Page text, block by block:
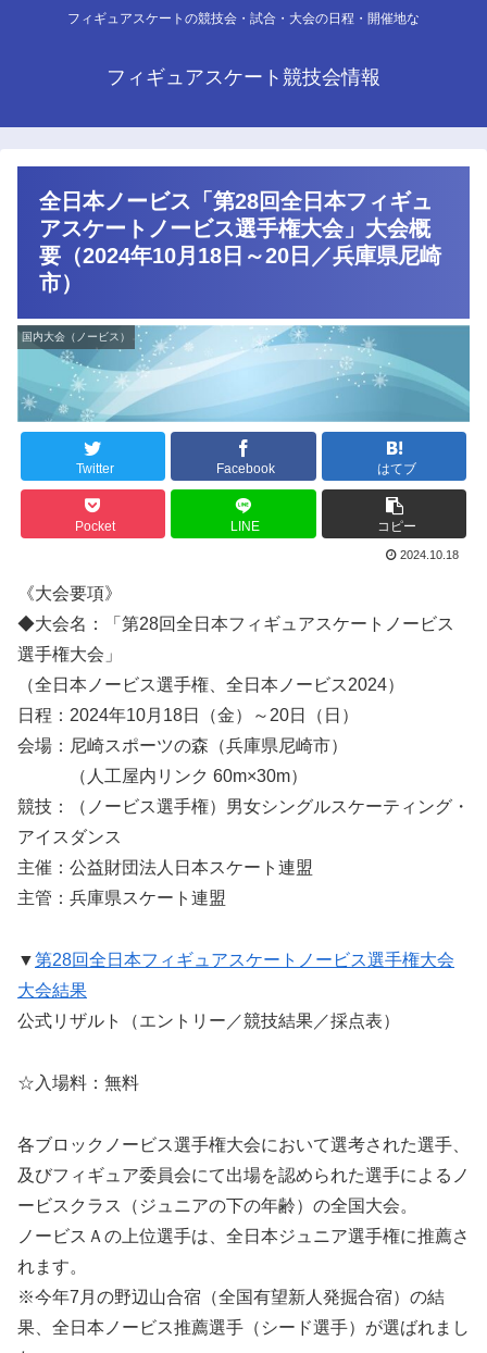
フィギュアスケートの競技会・試合・大会の日程・開催地な
フィギュアスケート競技会情報
全日本ノービス「第28回全日本フィギュ
アスケートノービス選手権大会」大会概
要（2024年10月18日～20日／兵庫県尼崎
市）
国内大会（ノービス）
Twitter Facebook はてブ
Pocket LINE コピー
2024.10.18
《大会要項》
◆大会名：「第28回全日本フィギュアスケートノービス
選手権大会」
（全日本ノービス選手権、全日本ノービス2024）
日程：2024年10月18日（金）～20日（日）
会場：尼崎スポーツの森（兵庫県尼崎市）
（人工屋内リンク 60m×30m）
競技：（ノービス選手権）男女シングルスケーティング・
アイスダンス
主催：公益財団法人日本スケート連盟
主管：兵庫県スケート連盟
▼第28回全日本フィギュアスケートノービス選手権大会
大会結果
公式リザルト（エントリー／競技結果／採点表）
☆入場料：無料
各ブロックノービス選手権大会において選考された選手、
及びフィギュア委員会にて出場を認められた選手によるノ
ービスクラス（ジュニアの下の年齢）の全国大会。
ノービスＡの上位選手は、全日本ジュニア選手権に推薦さ
れます。
※今年7月の野辺山合宿（全国有望新人発掘合宿）の結
果、全日本ノービス推薦選手（シード選手）が選ばれまし